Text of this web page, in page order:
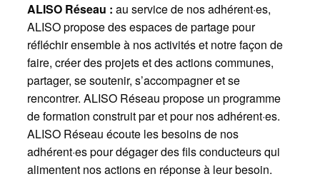
ALISO Réseau :au service de nos adhérent·es,
ALISO propose des espaces de partage pour
réfléchir ensemble à nos activités et notre façon de
faire, créer des projets et des actions communes,
partager, se soutenir, s’accompagner et se
rencontrer. ALISO Réseau propose un programme
de formation construit par et pour nos adhérent·es.
ALISO Réseau écoute les besoins de nos
adhérent·es pour dégager des fils conducteurs qui
alimentent nos actions en réponse à leur besoin.